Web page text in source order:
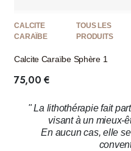
CALCITE
CARAÏBE
TOUS LES
PRODUITS
Calcite Caraïbe Sphère 1
75,00€
" La lithothérapie fait
visant à un mieux-
En aucun cas, elle